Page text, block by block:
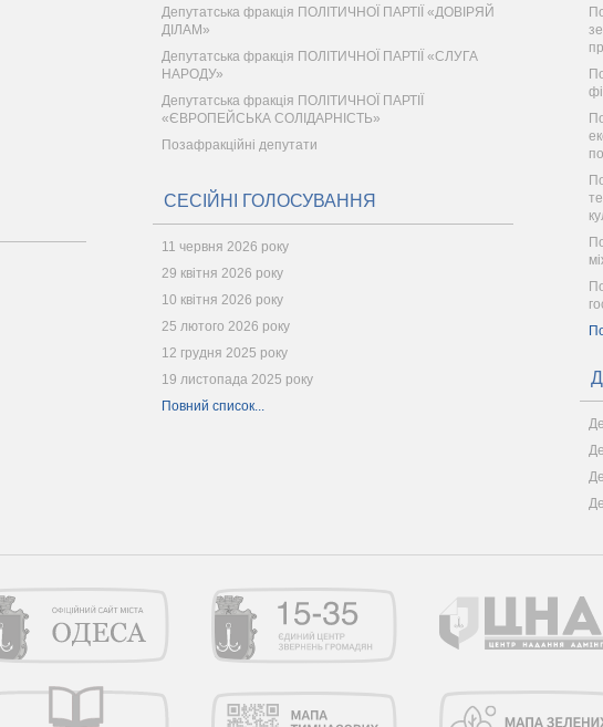
Депутатська фракція ПОЛІТИЧНОЇ ПАРТІЇ «ДОВІРЯЙ
ДІЛАМ»
Депутатська фракція ПОЛІТИЧНОЇ ПАРТІЇ «СЛУГА
НАРОДУ»
Депутатська фракція ПОЛІТИЧНОЇ ПАРТІЇ
«ЄВРОПЕЙСЬКА СОЛІДАРНІСТЬ»
Позафракційні депутати
СЕСІЙНІ ГОЛОСУВАННЯ
11 червня 2026 року
29 квітня 2026 року
10 квітня 2026 року
25 лютого 2026 року
12 грудня 2025 року
19 листопада 2025 року
Повний список...